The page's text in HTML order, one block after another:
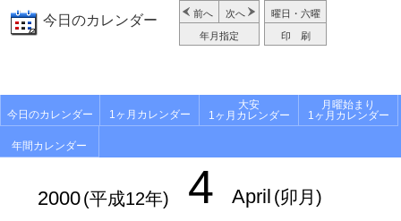
今日のカレンダー 前へ 次へ
年月指定
曜日・六曜
印 刷
今日のカレンダー 1ヶ月カレンダー
大安
1ヶ月カレンダー
月曜始まり
1ヶ月カレンダー
年間カレンダー
2000(平成12年) 4 April (卯月)